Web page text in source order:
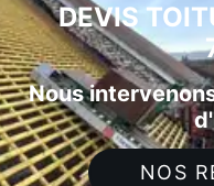
DEVIS
Nous
NOS